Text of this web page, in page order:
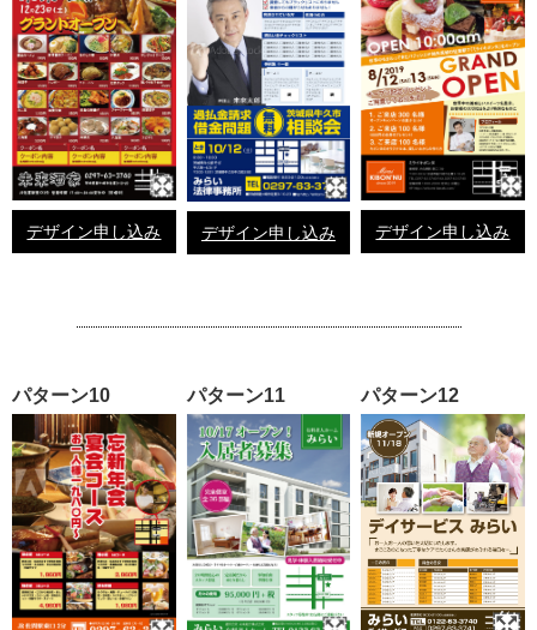
デザイン申し込み デザイン申し込み デザイン申し込み
パターン10 パターン11 パターン12